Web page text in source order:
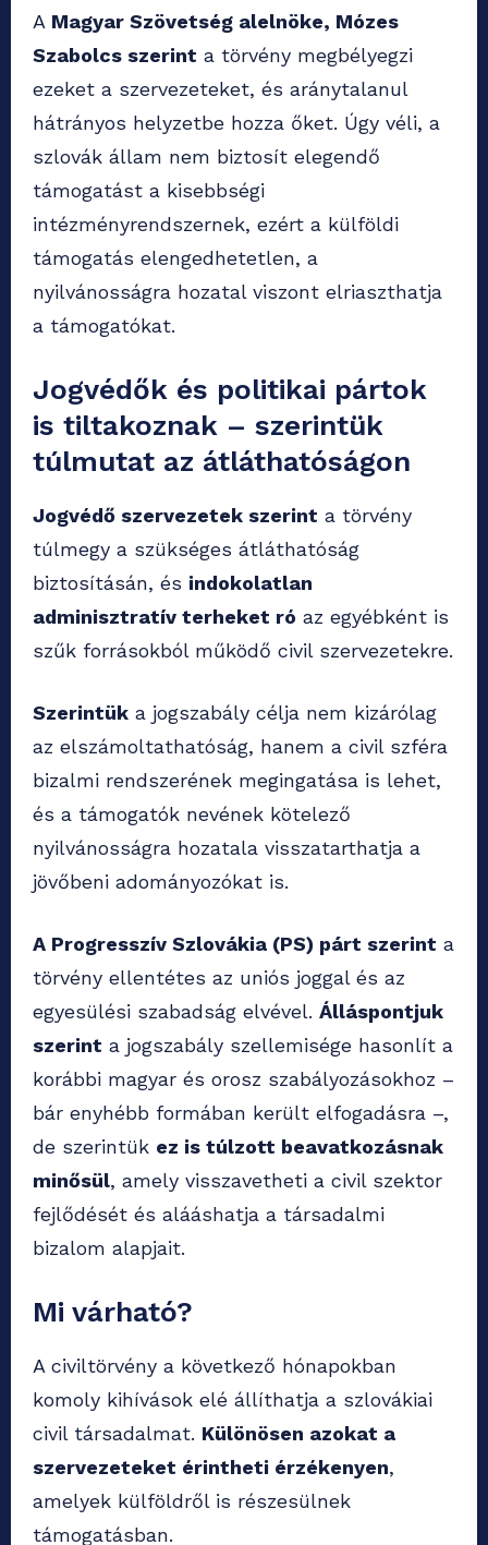
A Magyar Szövetség alelnöke, Mózes
Szabolcs szerint a törvény megbélyegzi
ezeket a szervezeteket, és aránytalanul
hátrányos helyzetbe hozza őket. Úgy véli, a
szlovák állam nem biztosít elegendő
támogatást a kisebbségi
intézményrendszernek, ezért a külföldi
támogatás elengedhetetlen, a
nyilvánosságra hozatal viszont elriaszthatja
a támogatókat.
Jogvédők és politikai pártok
is tiltakoznak – szerintük
túlmutat az átláthatóságon
Jogvédő szervezetek szerint a törvény
túlmegy a szükséges átláthatóság
biztosításán, és indokolatlan
adminisztratív terheket ró az egyébként is
szűk forrásokból működő civil szervezetekre.
Szerintük a jogszabály célja nem kizárólag
az elszámoltathatóság, hanem a civil szféra
bizalmi rendszerének megingatása is lehet,
és a támogatók nevének kötelező
nyilvánosságra hozatala visszatarthatja a
jövőbeni adományozókat is.
A Progresszív Szlovákia (PS) párt szerint a
törvény ellentétes az uniós joggal és az
egyesülési szabadság elvével. Álláspontjuk
szerint a jogszabály szellemisége hasonlít a
korábbi magyar és orosz szabályozásokhoz –
bár enyhébb formában került elfogadásra –,
de szerintük ez is túlzott beavatkozásnak
minősül, amely visszavetheti a civil szektor
fejlődését és alááshatja a társadalmi
bizalom alapjait.
Mi várható?
A civiltörvény a következő hónapokban
komoly kihívások elé állíthatja a szlovákiai
civil társadalmat. Különösen azokat a
szervezeteket érintheti érzékenyen,
amelyek külföldről is részesülnek
támogatásban.